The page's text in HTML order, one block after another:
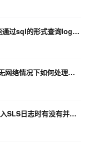
ARMS使用sls日志服务的Node.js SDK能通过sql的形式查询logstore-rum吗？
应用研发平台EMAS崩溃分析功能，终端无网络情况下如何处理崩溃日志？
在使用WebTracking JavaScript SDK写入SLS日志时有没有并发限制？